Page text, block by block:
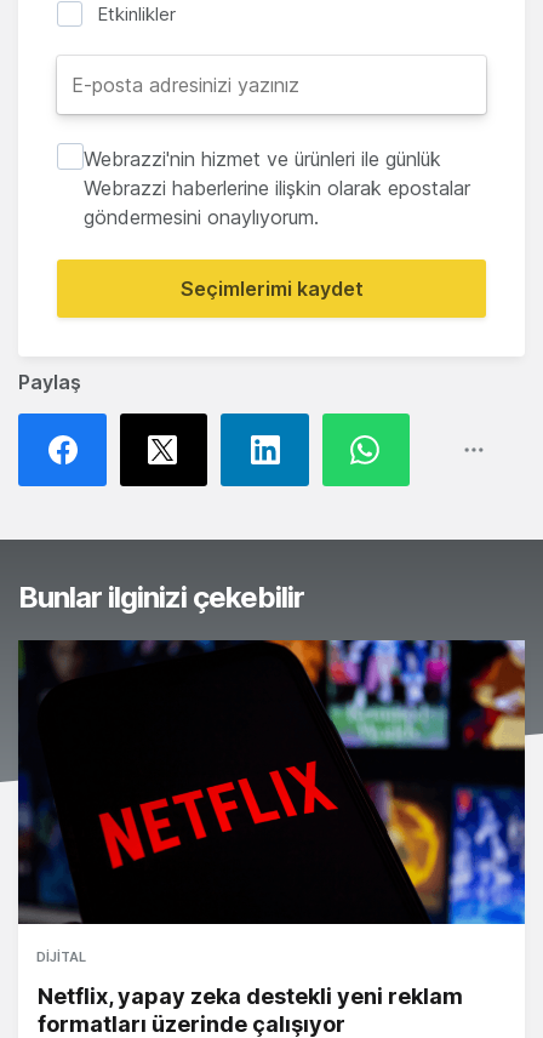
Paylaş
Etkinlikler
Webrazzi'nin hizmet ve ürünleri ile günlük
Webrazzi haberlerine ilişkin olarak epostalar
göndermesini onaylıyorum.
Seçimlerimi kaydet
Bunlar ilginizi çekebilir
DIJITAL
Netflix, yapay zeka destekli yeni reklam
formatları üzerinde çalışıyor